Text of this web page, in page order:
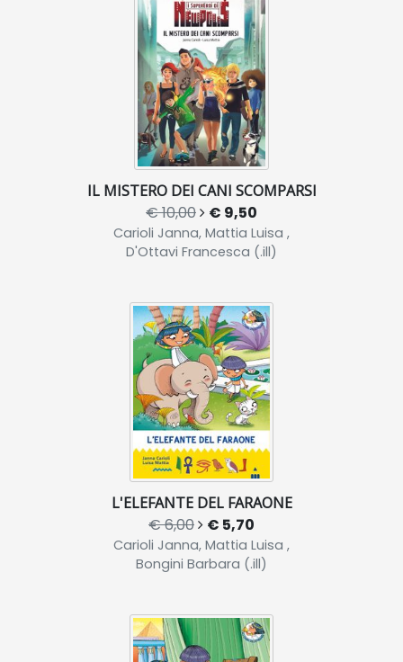
IL MISTERO DEI CANI SCOMPARSI
€ 10,00 € 9,50
Carioli Janna, Mattia Luisa ,
D'Ottavi Francesca (.ill)
L'ELEFANTE DEL FARAONE
€ 6,00 € 5,70
Carioli Janna, Mattia Luisa ,
Bongini Barbara (.ill)